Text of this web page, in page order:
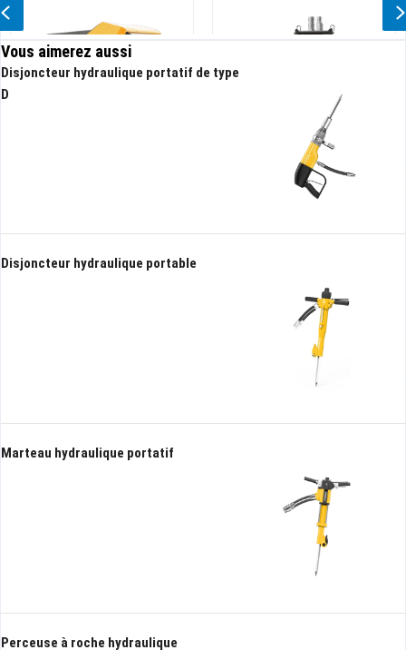
Pompe submersible hydraulique
Previous
Vous aimerez aussi
Disjoncteur hydraulique portatif de type
D
Disjoncteur hydraulique portable
Marteau hydraulique portatif
Perceuse à roche hydraulique